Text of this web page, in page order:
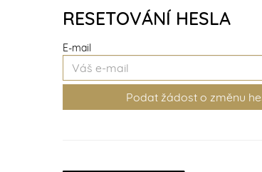
RESETOVÁNÍ HESLA
E-mail